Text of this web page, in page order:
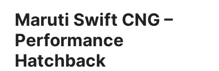
Maruti Swift CNG –
Performance
Hatchback